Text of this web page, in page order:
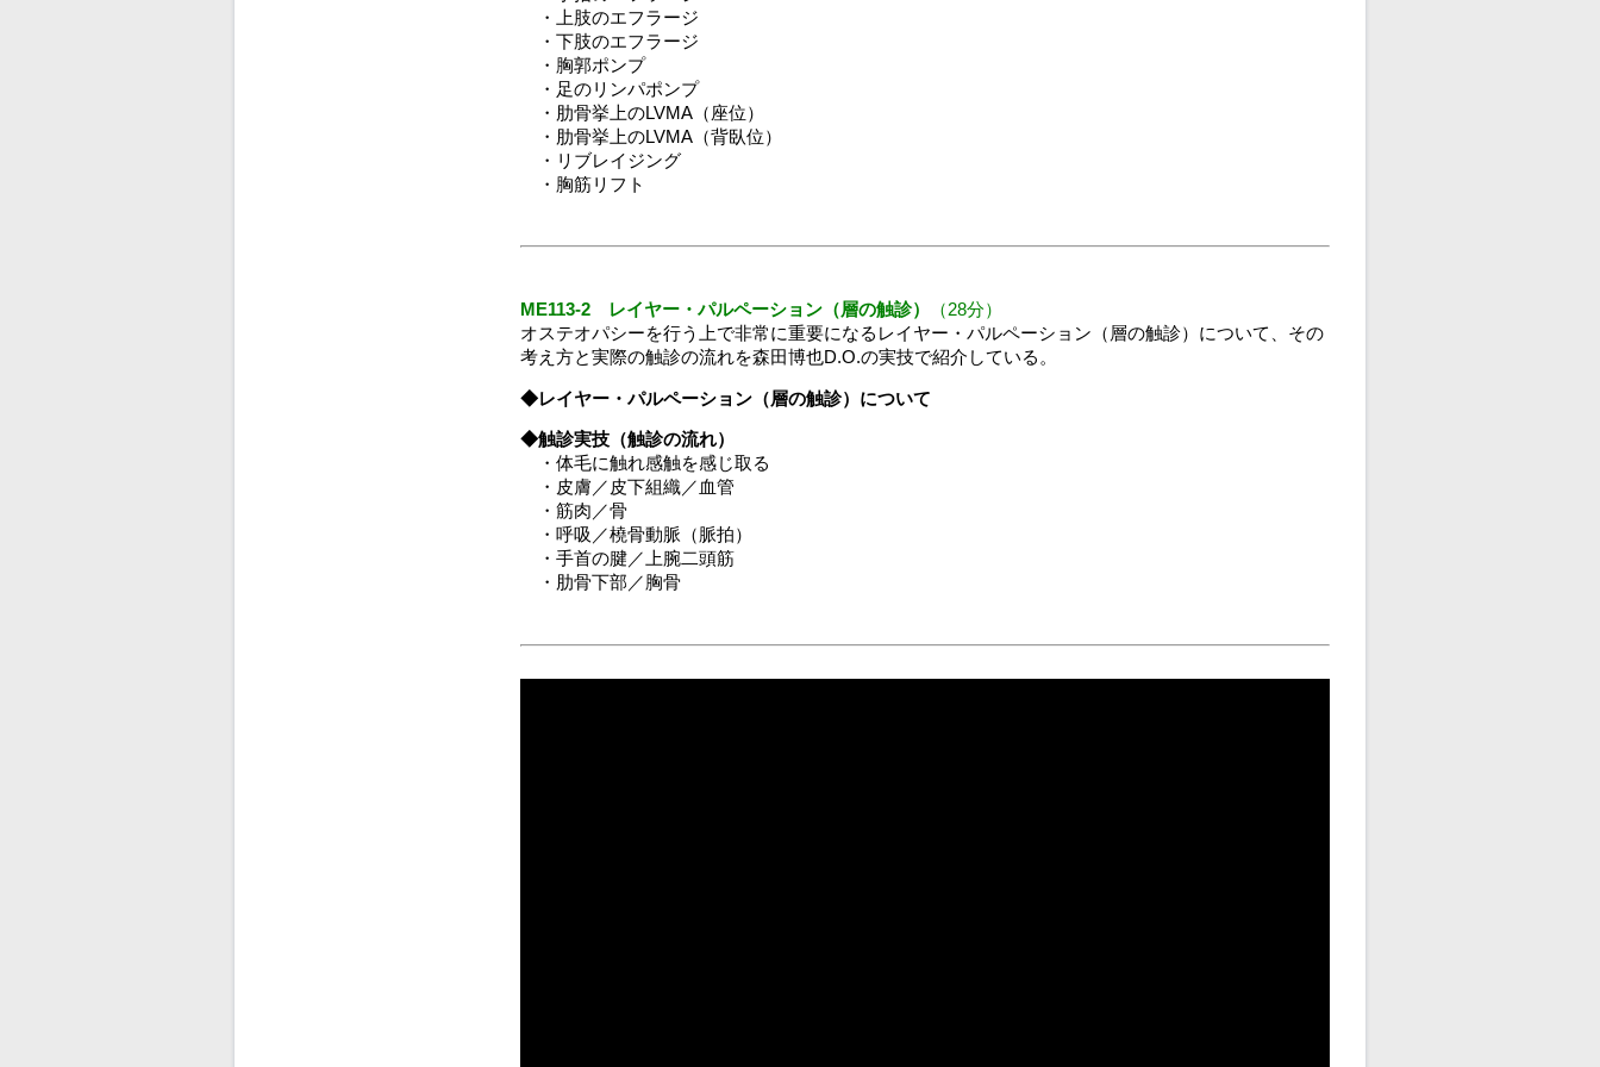
・上肢のエフラージ
・下肢のエフラージ
・胸郭ポンプ
・足のリンパポンプ
・肋骨挙上のLVMA（座位）
・肋骨挙上のLVMA（背臥位）
・リブレイジング
・胸筋リフト
ME113-2 レイヤー・パルペーション（層の触診）
（28分）
オステオパシーを行う上で非常に重要になるレイヤー・パルペーション（層の触診）について、その
考え方と実際の触診の流れを森田博也D.O.の実技で紹介している。
◆レイヤー・パルペーション（層の触診）について
◆触診実技（触診の流れ）
・体毛に触れ感触を感じ取る
・皮膚／皮下組織／血管
・筋肉／骨
・呼吸／橈骨動脈（脈拍）
・手首の腱／上腕二頭筋
・肋骨下部／胸骨